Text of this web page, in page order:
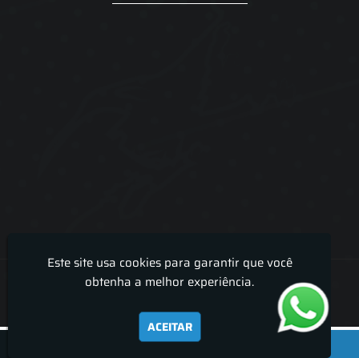
Lira Luz Decor - Cortinas sob medidas e persianas
Este site usa cookies para garantir que você
obtenha a melhor experiência.
ACEITAR